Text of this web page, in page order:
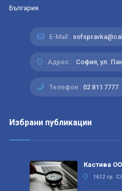
България.
E-Mail :
Адрес : София, ул.
Телефон : 02 811 7777
Избрани публикации
Кастива
1612 гр.